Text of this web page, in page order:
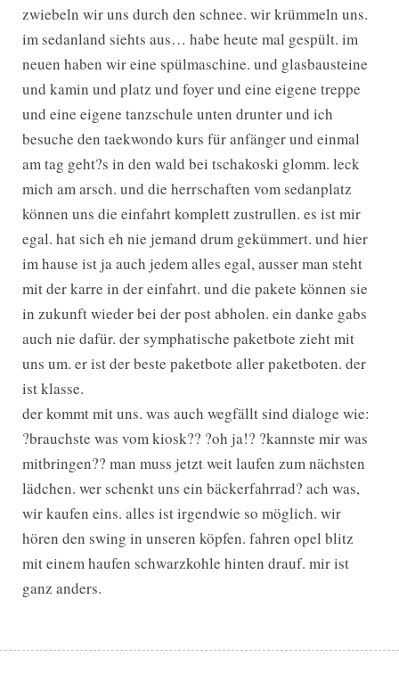
zwiebeln wir uns durch den schnee. wir krümmeln uns.
im sedanland siehts aus… habe heute mal gespült. im
neuen haben wir eine spülmaschine. und glasbausteine
und kamin und platz und foyer und eine eigene treppe
und eine eigene tanzschule unten drunter und ich
besuche den taekwondo kurs für anfänger und einmal
am tag geht?s in den wald bei tschakoski glomm. leck
mich am arsch. und die herrschaften vom sedanplatz
können uns die einfahrt komplett zustrullen. es ist mir
egal. hat sich eh nie jemand drum gekümmert. und hier
im hause ist ja auch jedem alles egal, ausser man steht
mit der karre in der einfahrt. und die pakete können sie
in zukunft wieder bei der post abholen. ein danke gabs
auch nie dafür. der symphatische paketbote zieht mit
uns um. er ist der beste paketbote aller paketboten. der
ist klasse.
der kommt mit uns. was auch wegfällt sind dialoge wie:
?brauchste was vom kiosk?? ?oh ja!? ?kannste mir was
mitbringen?? man muss jetzt weit laufen zum nächsten
lädchen. wer schenkt uns ein bäckerfahrrad? ach was,
wir kaufen eins. alles ist irgendwie so möglich. wir
hören den swing in unseren köpfen. fahren opel blitz
mit einem haufen schwarzkohle hinten drauf. mir ist
ganz anders.